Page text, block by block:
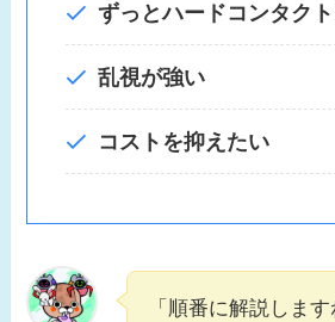
ずっとハードコンタク
乱視が強い
コストを抑えたい
「順番に解説します